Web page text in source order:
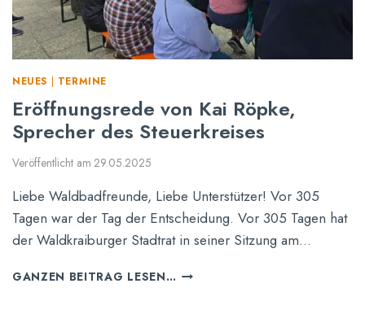
T
I
&
L
I
N
Z
N
Z
NEUES | TERMINE
Eröffnungsrede von Kai Röpke,
Sprecher des Steuerkreises
Veröffentlicht am 29.05.2025
Liebe Waldbadfreunde, Liebe Unterstützer! Vor 305
Tagen war der Tag der Entscheidung. Vor 305 Tagen hat
der Waldkraiburger Stadtrat in seiner Sitzung am…
GANZEN BEITRAG LESEN… E